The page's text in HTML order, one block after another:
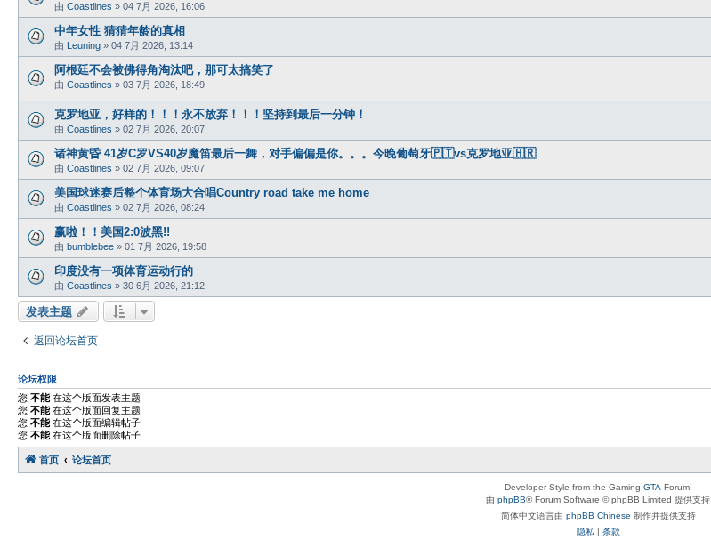
由 Coastlines » 04 7月 2026, 16:06
中年女性 猜猜年龄的真相
由 Leuning » 04 7月 2026, 13:14
阿根廷不会被佛得角淘汰吧，那可太搞笑了
由 Coastlines » 03 7月 2026, 18:49
克罗地亚，好样的！！！永不放弃！！！坚持到最后一分钟！
由 Coastlines » 02 7月 2026, 20:07
诸神黄昏 41岁C罗VS40岁魔笛最后一舞，对手偏偏是你。。。今晚葡萄牙🇵🇹vs克罗地亚🇭🇷
由 Coastlines » 02 7月 2026, 09:07
美国球迷赛后整个体育场大合唱Country road take me home
由 Coastlines » 02 7月 2026, 08:24
赢啦！！美国2:0波黑!!
由 bumblebee » 01 7月 2026, 19:58
印度没有一项体育运动行的
由 Coastlines » 30 6月 2026, 21:12
发表主题
返回论坛首页
论坛权限
您 不能 在这个版面发表主题
您 不能 在这个版面回复主题
您 不能 在这个版面编辑帖子
您 不能 在这个版面删除帖子
首页 论坛首页
Developer Style from the Gaming GTA Forum.
由 phpBB® Forum Software © phpBB Limited 提供支持
简体中文语言由 phpBB Chinese 制作并提供支持
隐私 | 条款